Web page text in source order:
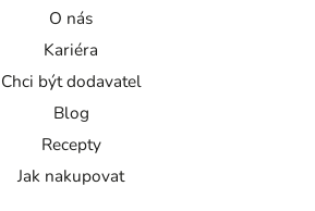
O nás
Kariéra
Chci být dodavatel
Blog
Recepty
Jak nakupovat